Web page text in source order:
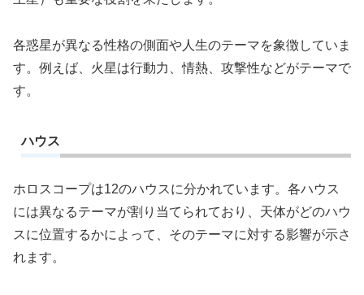
各惑星が異なる性格の側面や人生のテーマを象徴していま
す。例えば、火星は行動力、情熱、攻撃性などがテーマで
す。
ハウス
ホロスコープは12のハウスに分かれています。各ハウス
には異なるテーマが割り当てられており、天体がどのハウ
スに位置するかによって、そのテーマに対する影響が示さ
れます。